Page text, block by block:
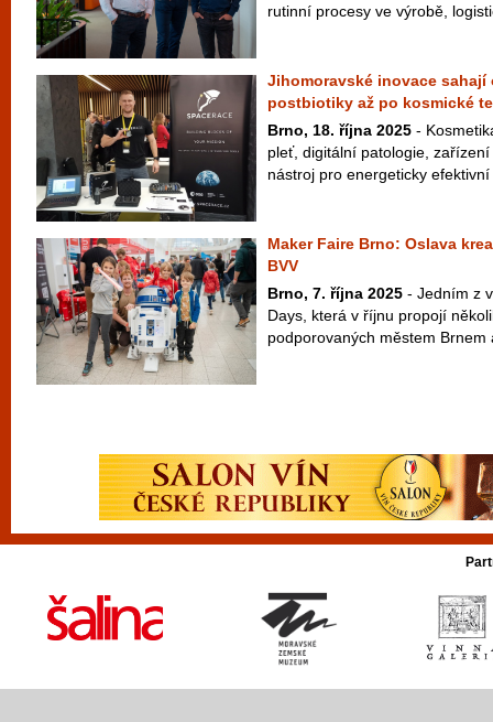
rutinní procesy ve výrobě,
Jihomoravské inovace sahají
postbiotiky až po kosmické
Brno, 18. října 2025 -
pleť, digitální patologie,
nástroj pro energeticky efektivní
Maker Faire Brno: Oslava
BVV
Brno, 7. října 2025 - Jedním z
Days, která v říjnu propojí
podporovaných městem Brnem